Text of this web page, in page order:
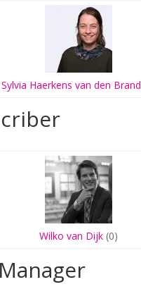
Sylvia Haerkens van den Brand
Wilko van Dijk(0)